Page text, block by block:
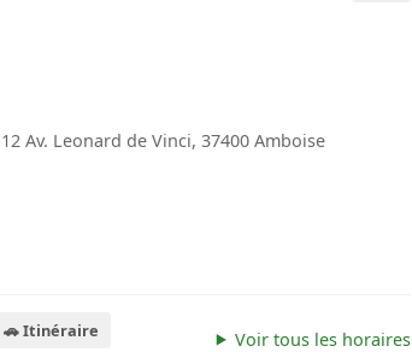
Av. Leonard de Vinci, 37400 Amboise
🚗 Itinéraire Voir tous les horaires